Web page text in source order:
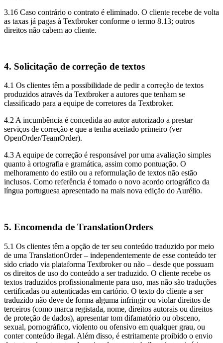
3.16 Caso contrário o contrato é eliminado. O cliente recebe de volta
as taxas já pagas à Textbroker conforme o termo 8.13; outros
direitos não cabem ao cliente.
4. Solicitação de correção de textos
4.1 Os clientes têm a possibilidade de pedir a correção de textos
produzidos através da Textbroker a autores que tenham se
classificado para a equipe de corretores da Textbroker.
4.2 A incumbência é concedida ao autor autorizado a prestar
serviços de correção e que a tenha aceitado primeiro (ver
OpenOrder/TeamOrder).
4.3 A equipe de correção é responsável por uma avaliação simples
quanto à ortografia e gramática, assim como pontuação. O
melhoramento do estilo ou a reformulação de textos não estão
inclusos. Como referência é tomado o novo acordo ortográfico da
língua portuguesa apresentado na mais nova edição do Aurélio.
5. Encomenda de TranslationOrders
5.1 Os clientes têm a opção de ter seu conteúdo traduzido por meio
de uma TranslationOrder – independentemente de esse conteúdo ter
sido criado via plataforma Textbroker ou não – desde que possuam
os direitos de uso do conteúdo a ser traduzido. O cliente recebe os
textos traduzidos profissionalmente para uso, mas não são traduções
certificadas ou autenticadas em cartório. O texto do cliente a ser
traduzido não deve de forma alguma infringir ou violar direitos de
terceiros (como marca registada, nome, direitos autorais ou direitos
de proteção de dados), apresentar tom difamatório ou obsceno,
sexual, pornográfico, violento ou ofensivo em qualquer grau, ou
conter conteúdo ilegal. Além disso, é estritamente proibido o envio